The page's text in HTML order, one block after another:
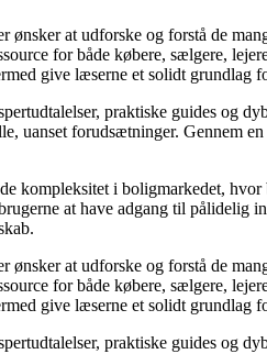
at udforske og forstå de
for både købere, sælgere,
give læserne et solidt grundlag
praktiske guides og
forudsætninger. Gennem
kompleksitet i boligmarkedet,
at have adgang til
at udforske og forstå de
for både købere, sælgere,
give læserne et solidt grundlag
praktiske guides og